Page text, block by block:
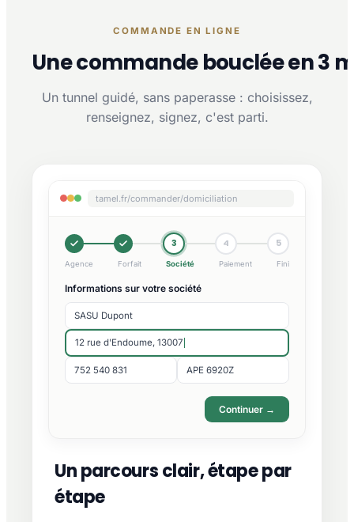
COMMANDE EN LIGNE
Une commande bouclée en 3
Un tunnel guidé, sans paperasse : choisissez,
renseignez, signez, c'est parti.
tamel.fr/commander/domiciliation
3 4 5
Agence Forfait Société Paiement Fini
Informations sur votre société
SASU Dupont
12 rue d'Endoume, 13007
752 540 831 APE 6920Z
Continuer →
Un parcours clair, étape par
étape